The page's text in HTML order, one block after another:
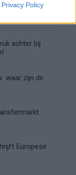
Privacy Policy
achter bij
waar zijn de
Europese